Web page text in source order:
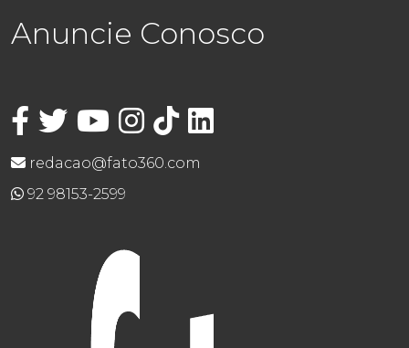
Anuncie Conosco
redacao@fato360.com
92 98153-2599